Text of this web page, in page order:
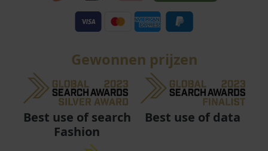
Gewonnen prijzen
Best use of search
Fashion
Best use of data